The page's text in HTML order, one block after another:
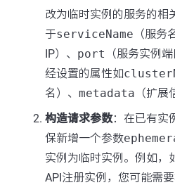
改为临时实例的服务的相
于serviceName （服务
IP）、 port
（服务实例
经设置的属性如
名）、 metadata （扩展
构造请求参数：在已有实
保新增一个参数
实例为临时实例。例如，
API注册实例，您可能需